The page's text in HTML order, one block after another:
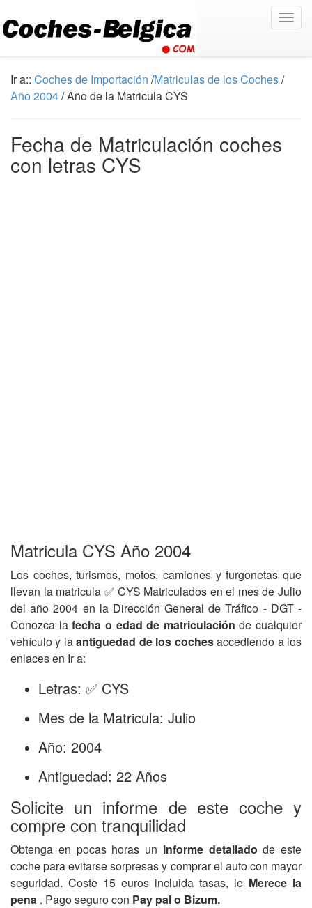
Ir a:: Coches de Importación /Matriculas de los Coches/
Año 2004/ Año de la Matricula CYS
Fecha de Matriculación coches
con letras CYS
Matricula CYS Año 2004
Los coches, turismos, motos, camiones y furgonetas que
llevan la matricula ✅ CYS Matriculados en el mes de Julio
del año 2004 en la Dirección General de Tráfico - DGT -
Conozca lafecha o edad de matriculación de cualquier
vehículo y laantiguedad de los cochesaccediendo a los
enlaces en Ir a:
Letras: ✅ CYS
Mes de la Matricula: Julio
Año: 2004
Antiguedad: 22 Años
Solicite un informe de este coche y
compre con tranquilidad
Obtenga en pocas horas un informe detalladode este
coche para evitarse sorpresas y comprar el auto con mayor
seguridad. Coste 15 euros incluida tasas, le Merece la
pena . Pago seguro con Pay pal o Bizum.